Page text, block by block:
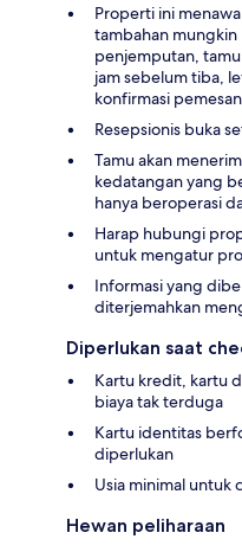
Properti ini
tambahan
penjemputan,
jam sebelum tiba,
konfirmasi
Resepsionis buka
Tamu akan
kedatangan yang
hanya beroperasi
Harap hubungi
untuk mengatur
Informasi yang
diterjemahkan
Diperlukan saat
Kartu kredit, kartu
biaya tak terduga
Kartu identitas
diperlukan
Usia minimal untuk
Hewan peliharaan